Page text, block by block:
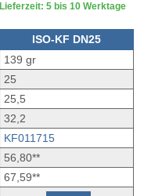
Lieferzeit: 5 bis 10 Werktage
ISO-KF DN25
139 gr
25
25,5
32,2
KF011715
56,80**
67,59**